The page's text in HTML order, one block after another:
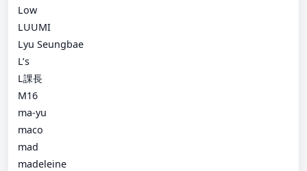
Low
LUUMI
Lyu Seungbae
L’s
L課長
M16
ma-yu
maco
mad
madeleine